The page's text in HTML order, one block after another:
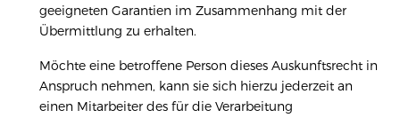
geeigneten Garantien im Zusammenhang mit der
Übermittlung zu erhalten.
Möchte eine betroffene Person dieses Auskunftsrecht in
Anspruch nehmen, kann sie sich hierzu jederzeit an
einen Mitarbeiter des für die Verarbeitung